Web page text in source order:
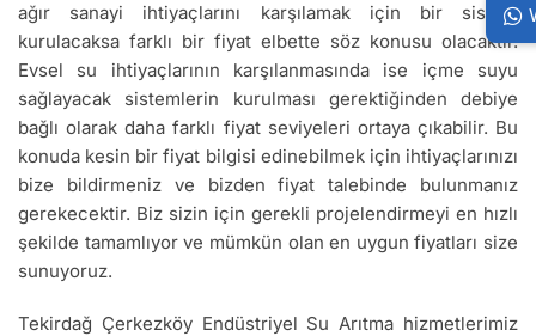
ağır sanayi ihtiyaçlarını karşılamak için bir sistem
kurulacaksa farklı bir fiyat elbette söz konusu olacaktır.
Evsel su ihtiyaçlarının karşılanmasında ise içme suyu
sağlayacak sistemlerin kurulması gerektiğinden debiye
bağlı olarak daha farklı fiyat seviyeleri ortaya çıkabilir. Bu
konuda kesin bir fiyat bilgisi edinebilmek için ihtiyaçlarınızı
bize bildirmeniz ve bizden fiyat talebinde bulunmanız
gerekecektir. Biz sizin için gerekli projelendirmeyi en hızlı
şekilde tamamlıyor ve mümkün olan en uygun fiyatları size
sunuyoruz.
Tekirdağ Çerkezköy Endüstriyel Su Arıtma hizmetlerimiz